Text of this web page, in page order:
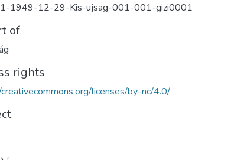
1949-12-29-Kis-ujsag-001-001-gizi0001
of
rights
licenses/by-nc/4.0/